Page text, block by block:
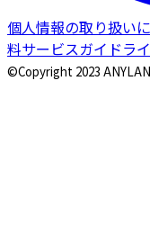
個人情報の取り扱い
料サービスガイドラ
©Copyright 2023